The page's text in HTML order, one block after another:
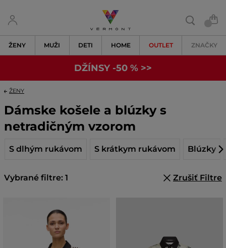
ŽENY MUŽI DETI HOME OUTLET ZNAČKY
DŽÍNSY -50 % >>
ŽENY
Dámske košele a blúzky s
netradičným vzorom
S dlhým rukávom S krátkym rukávom Blúzky
Vybrané filtre: 1 Zrušiť Filtre